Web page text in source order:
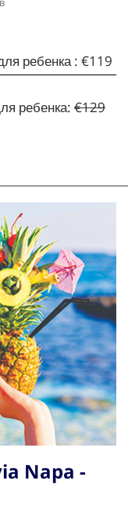
ребенка : €119
ребенка: €129
Napa -